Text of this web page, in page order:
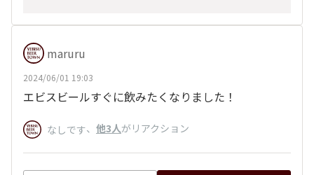
maruru
2024/06/01 19:03
エビスビールすぐに飲みたくなりました！
なしです、 他3人がリアクション